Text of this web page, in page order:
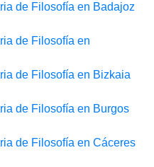
de Filosofía en Badajoz
de Filosofía en
de Filosofía en Bizkaia
de Filosofía en Burgos
de Filosofía en Cáceres